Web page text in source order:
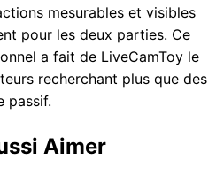
mesurables et visibles
pour les deux parties. Ce
a fait de LiveCamToy le
recherchant plus que des
passif.
Aimer